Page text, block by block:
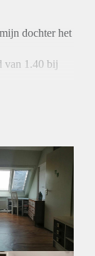
dochter het
van 1.40 bij